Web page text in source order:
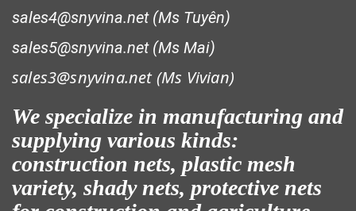
sales4@snyvina.net (Ms Tuyên)
sales5@snyvina.net (Ms Mai)
sales3@snyvina.net (Ms Vivian)
We specialize in manufacturing and
supplying various kinds:
construction nets, plastic mesh
variety, shady nets, protective nets